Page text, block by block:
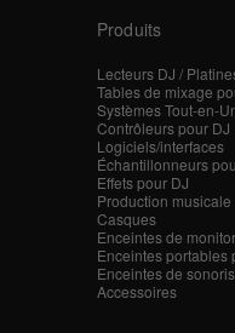
Produits
Lecteurs DJ /
Tables de mixage
Systèmes Tout-en-
Contrôleurs pour DJ
Logiciels/interfaces
Échantillonneurs
Effets pour DJ
Production musicale
Casques
Enceintes de
Enceintes portables
Enceintes de
Accessoires